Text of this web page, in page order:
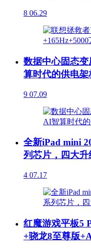
8 06.29
数据中心固态
算时代的供电架
9 07.09
全新iPad mini
列芯片，四大
4 07.17
红魔游戏平板5
+骁龙8至尊版